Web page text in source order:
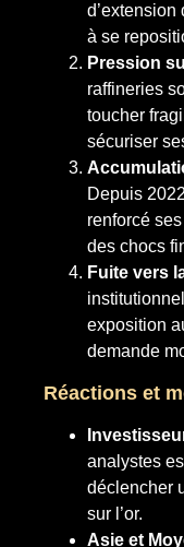
à se
Pression
raffineries
toucher
sécuriser
Depuis
renforcé
des chocs
Fuite vers
exposition
demande
Réactions et
analystes
déclencher
sur l’or.
Asie et